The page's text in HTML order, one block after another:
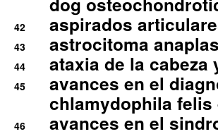
42 aspirados
43 astrocitoma
44 ataxia de la
45
avances en el
chlamydophila felis
46
avances en el